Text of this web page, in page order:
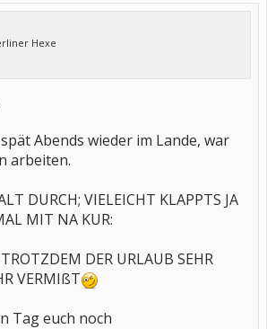
Hexe
Abends wieder im Lande, war
arbeiten.
DURCH; VIELEICHT KLAPPTS JA
MIT NA KUR:
DER URLAUB SEHR
VERMIßT
Tag euch noch